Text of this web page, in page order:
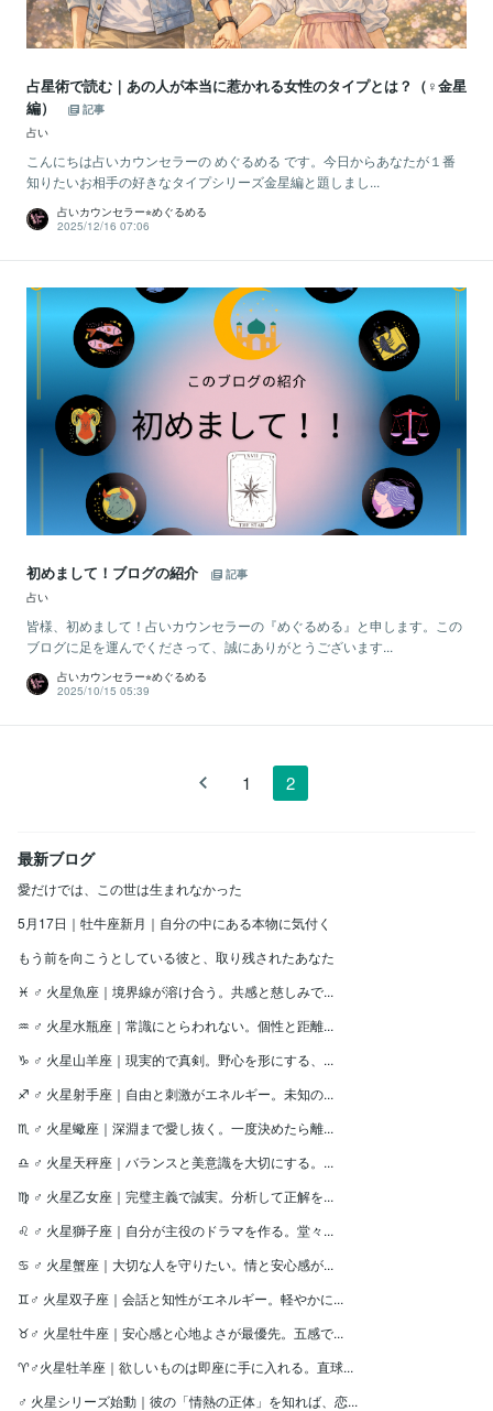
占星術で読む｜あの人が本当に惹かれる女性のタイプとは？（♀金星
編）
記事
占い
こんにちは占いカウンセラーの めぐるめる です。今日からあなたが１番
知りたいお相手の好きなタイプシリーズ金星編と題しまし...
占いカウンセラー⭐︎めぐるめる
2025/12/16 07:06
初めまして！ブログの紹介
記事
占い
皆様、初めまして！占いカウンセラーの『めぐるめる』と申します。この
ブログに足を運んでくださって、誠にありがとうございます...
占いカウンセラー⭐︎めぐるめる
2025/10/15 05:39
1 2
最新ブログ
愛だけでは、この世は生まれなかった
5月17日｜牡牛座新月｜自分の中にある本物に気付く
もう前を向こうとしている彼と、取り残されたあなた
♓️ ♂ 火星魚座｜境界線が溶け合う。共感と慈しみで...
♒️ ♂ 火星水瓶座｜常識にとらわれない。個性と距離...
♑️ ♂ 火星山羊座｜現実的で真剣。野心を形にする、...
♐️ ♂ 火星射手座｜自由と刺激がエネルギー。未知の...
♏️ ♂ 火星蠍座｜深淵まで愛し抜く。一度決めたら離...
♎️ ♂ 火星天秤座｜バランスと美意識を大切にする。...
♍️ ♂ 火星乙女座｜完璧主義で誠実。分析して正解を...
♌️ ♂ 火星獅子座｜自分が主役のドラマを作る。堂々...
♋️ ♂ 火星蟹座｜大切な人を守りたい。情と安心感が...
♊️♂ 火星双子座｜会話と知性がエネルギー。軽やかに...
♉️♂ 火星牡牛座｜安心感と心地よさが最優先。五感で...
♈️♂火星牡羊座｜欲しいものは即座に手に入れる。直球...
♂ 火星シリーズ始動｜彼の「情熱の正体」を知れば、恋...